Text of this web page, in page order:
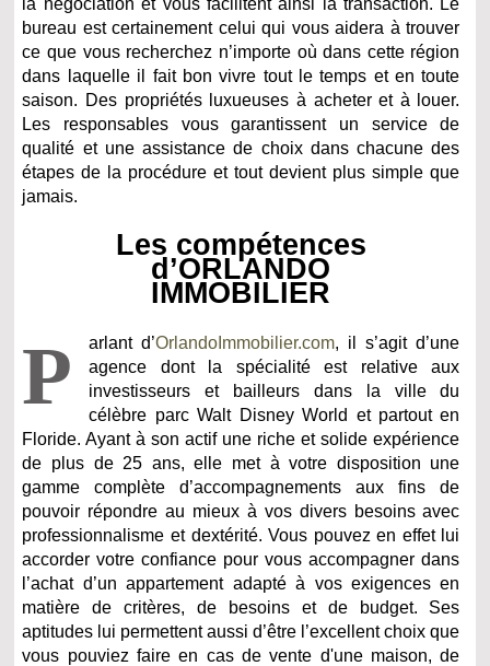
bureau est certainement celui qui vous aidera à trouver
ce que vous recherchez n’importe où dans cette région
dans laquelle il fait bon vivre tout le temps et en toute
saison. Des propriétés luxueuses à acheter et à louer.
Les responsables vous garantissent un service de
qualité et une assistance de choix dans chacune des
étapes de la procédure et tout devient plus simple que
jamais.
Les compétences
d’ORLANDO
IMMOBILIER
P arlant d’OrlandoImmobilier.com, il s’agit d’une
agence dont la spécialité est relative aux
investisseurs et bailleurs dans la ville du
célèbre parc Walt Disney World et partout en
Floride. Ayant à son actif une riche et solide expérience
de plus de 25 ans, elle met à votre disposition une
gamme complète d’accompagnements aux fins de
pouvoir répondre au mieux à vos divers besoins avec
professionnalisme et dextérité. Vous pouvez en effet lui
accorder votre confiance pour vous accompagner dans
l’achat d’un appartement adapté à vos exigences en
matière de critères, de besoins et de budget. Ses
aptitudes lui permettent aussi d’être l’excellent choix que
vous pouviez faire en cas de vente d'une maison, de